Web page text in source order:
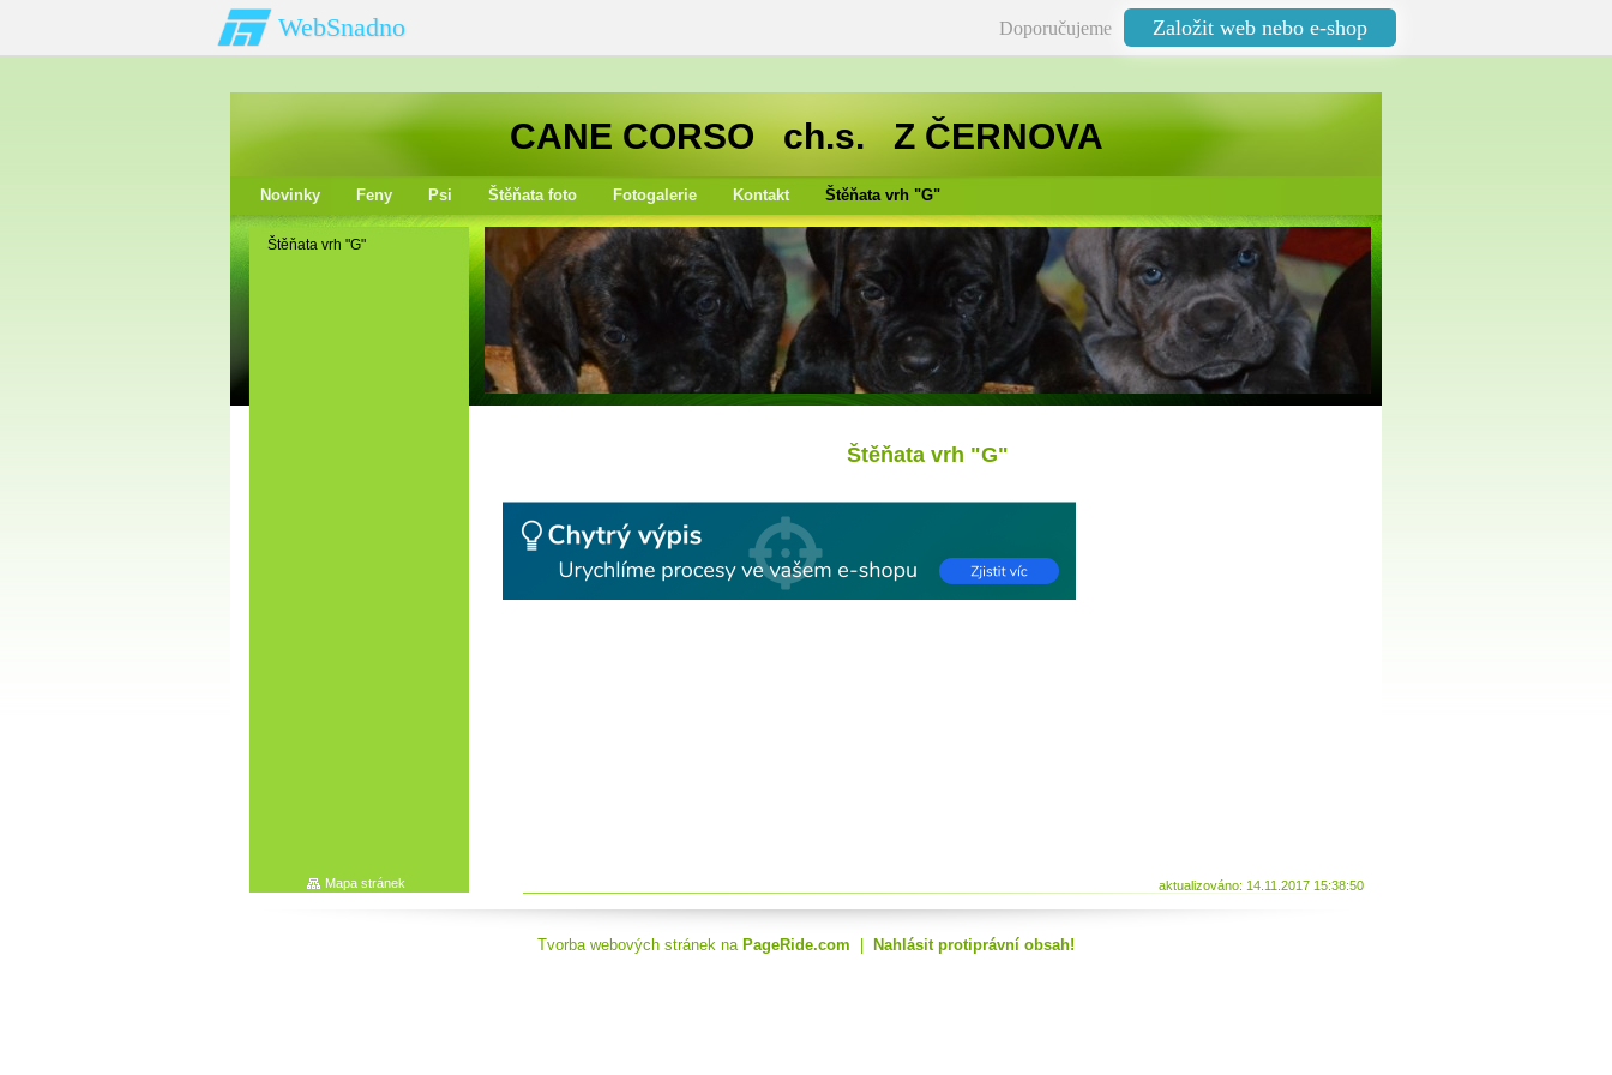
WebSnadno Doporučujeme Založit web nebo e-shop
CANE CORSO ch.s. Z ČERNOVA
Novinky Feny Psi Štěňata foto Fotogalerie Kontakt Štěňata vrh "G"
Štěňata vrh "G"
Štěňata vrh "G"
aktualizováno: 14.11.2017 15:38:50
Mapa stránek
Tvorba webových stránek na PageRide.com Nahlásit protiprávní obsah!